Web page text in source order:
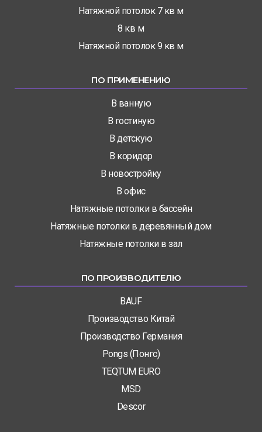
Натяжной потолок 7 кв м
8 кв м
Натяжной потолок 9 кв м
ПО ПРИМЕНЕНИЮ
В ванную
В гостиную
В детскую
В коридор
В новостройку
В офис
Натяжные потолки в бассейн
Натяжные потолки в деревянный дом
Натяжные потолки в зал
ПО ПРОИЗВОДИТЕЛЮ
BAUF
Производство Китай
Производство Германия
Pongs (Понгс)
TEQTUM EURO
MSD
Descor